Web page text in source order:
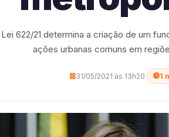
622/21 determina a criação de um
ações urbanas comuns em
31/05/2021 às 13h20· 1